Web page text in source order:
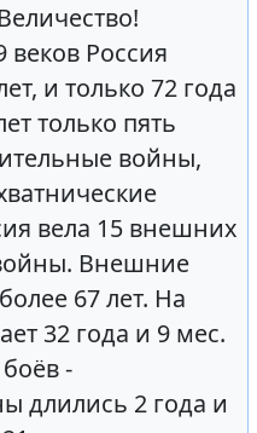
Россия
и только 72 года
только пять
войны,
вела 15 внешних
Внешние
67 лет. На
32 года и 9 мес.
-
длились 2 года и